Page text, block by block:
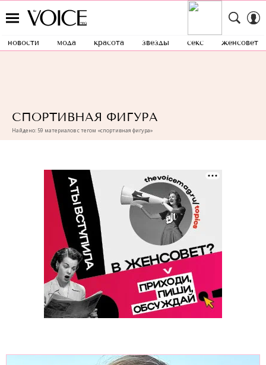
новости мода красота звезды секс женсовет
СПОРТИВНАЯ ФИГУРА
Найдено: 59 материалов с тегом «спортивная фигура»